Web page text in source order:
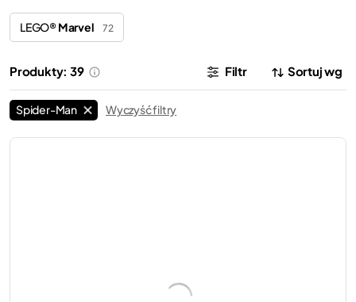
LEGO®Marvel 72
Produkty: 39 Filtr Sortuj wg
Spider-Man Wyczyść filtry